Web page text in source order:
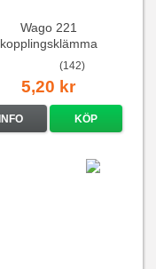
Wago 221
kopplingsklämma
(142)
5,20 kr
INFO KÖP